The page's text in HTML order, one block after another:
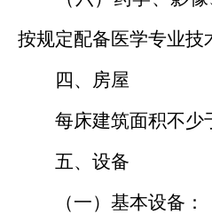
按规定配备医学专业技
四、房屋
每床建筑面积不少于
五、设备
（一）基本设备：